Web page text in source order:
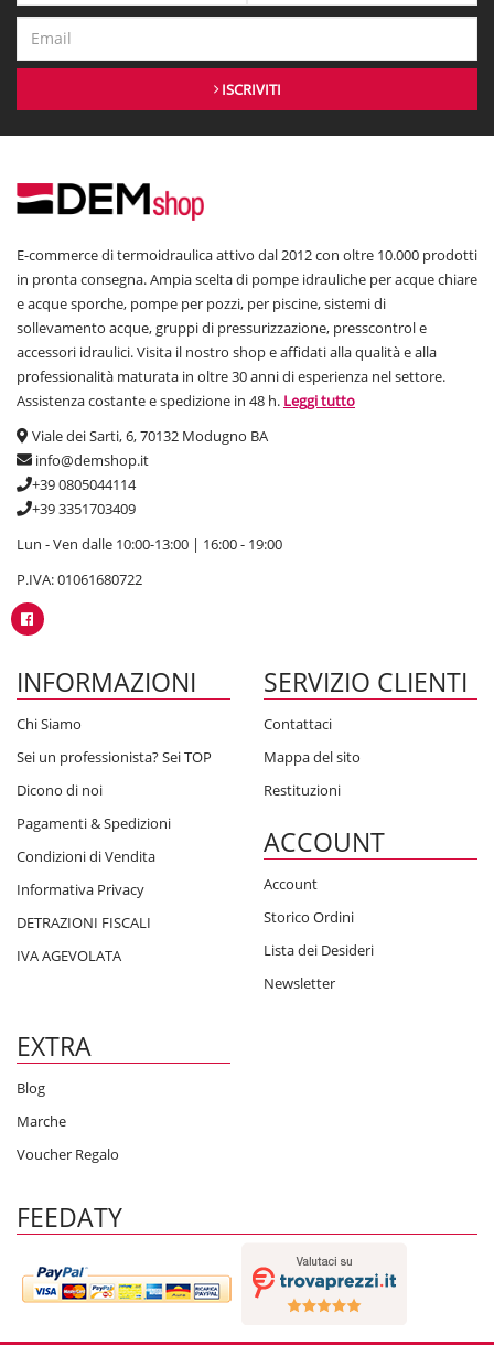
ISCRIVITI
E-commerce di termoidraulica attivo dal 2012 con oltre 10.000 prodotti
in pronta consegna. Ampia scelta di pompe idrauliche per acque chiare
e acque sporche, pompe per pozzi, per piscine, sistemi di
sollevamento acque, gruppi di pressurizzazione, presscontrol e
accessori idraulici. Visita il nostro shop e affidati alla qualità e alla
professionalità maturata in oltre 30 anni di esperienza nel settore.
Assistenza costante e spedizione in 48 h. Leggi tutto
Viale dei Sarti, 6, 70132 Modugno BA
info@demshop.it
+39 0805044114
+39 3351703409
Lun - Ven dalle 10:00-13:00 | 16:00 - 19:00
P.IVA: 01061680722
INFORMAZIONI
Chi Siamo
Sei un professionista? Sei TOP
Dicono di noi
Pagamenti & Spedizioni
Condizioni di Vendita
Informativa Privacy
DETRAZIONI FISCALI
IVA AGEVOLATA
SERVIZIO CLIENTI
Contattaci
Mappa del sito
Restituzioni
ACCOUNT
Account
Storico Ordini
Lista dei Desideri
Newsletter
EXTRA
Blog
Marche
Voucher Regalo
FEEDATY